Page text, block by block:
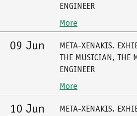
ENGINEER
More
09 Jun
META-XENAKIS.
THE MUSICIAN, THE
ENGINEER
More
10 Jun
META-XENAKIS.